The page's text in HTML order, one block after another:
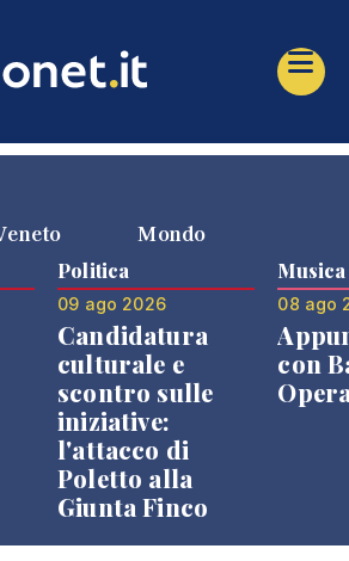
Mondo
Politica
09 ago 2026
Candidatura
culturale e
scontro sulle
iniziative:
l'attacco di
Poletto alla
Giunta Finco
Musica
08 ago
con